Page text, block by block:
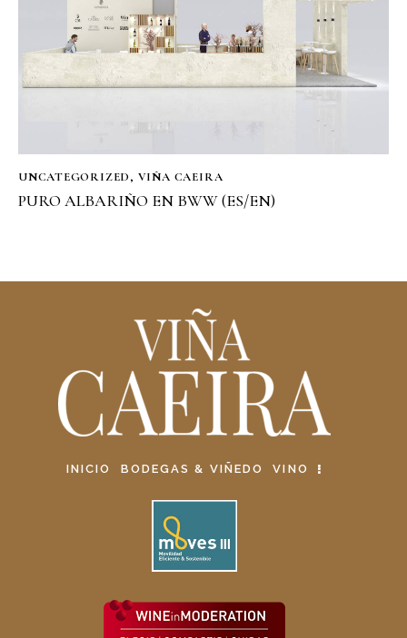
UNCATEGORIZED, VIÑA CAEIRA
PURO ALBARIÑO EN BWW (ES/EN)
INICIO BODEGAS & VIÑEDO VINO